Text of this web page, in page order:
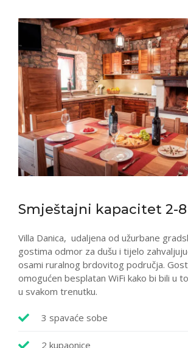
Smještajni kapacitet 2-8
Villa Danica, udaljena od užurbane
gostima odmor za dušu i tijelo
osami ruralnog brdovitog područja.
omogućen besplatan WiFi kako bi bili u
u svakom trenutku.
3 spavaće sobe
2 kupaonice